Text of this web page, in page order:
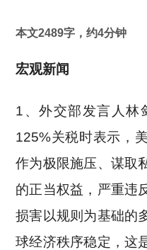
本文2489字，约4分钟
宏观新闻
1、外交部发言人林
125%关税时表示，
作为极限施压、谋取
的正当权益，严重违
损害以规则为基础的
球经济秩序稳定，这